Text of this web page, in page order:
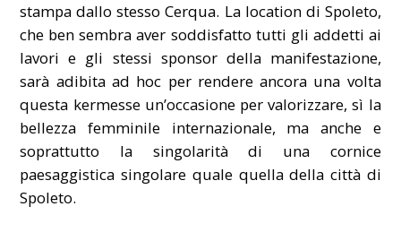
stampa dallo stesso Cerqua. La location di Spoleto,
che ben sembra aver soddisfatto tutti gli addetti ai
lavori e gli stessi sponsor della manifestazione,
sarà adibita ad hoc per rendere ancora una volta
questa kermesse un’occasione per valorizzare, sì la
bellezza femminile internazionale, ma anche e
soprattutto la singolarità di una cornice
paesaggistica singolare quale quella della città di
Spoleto.